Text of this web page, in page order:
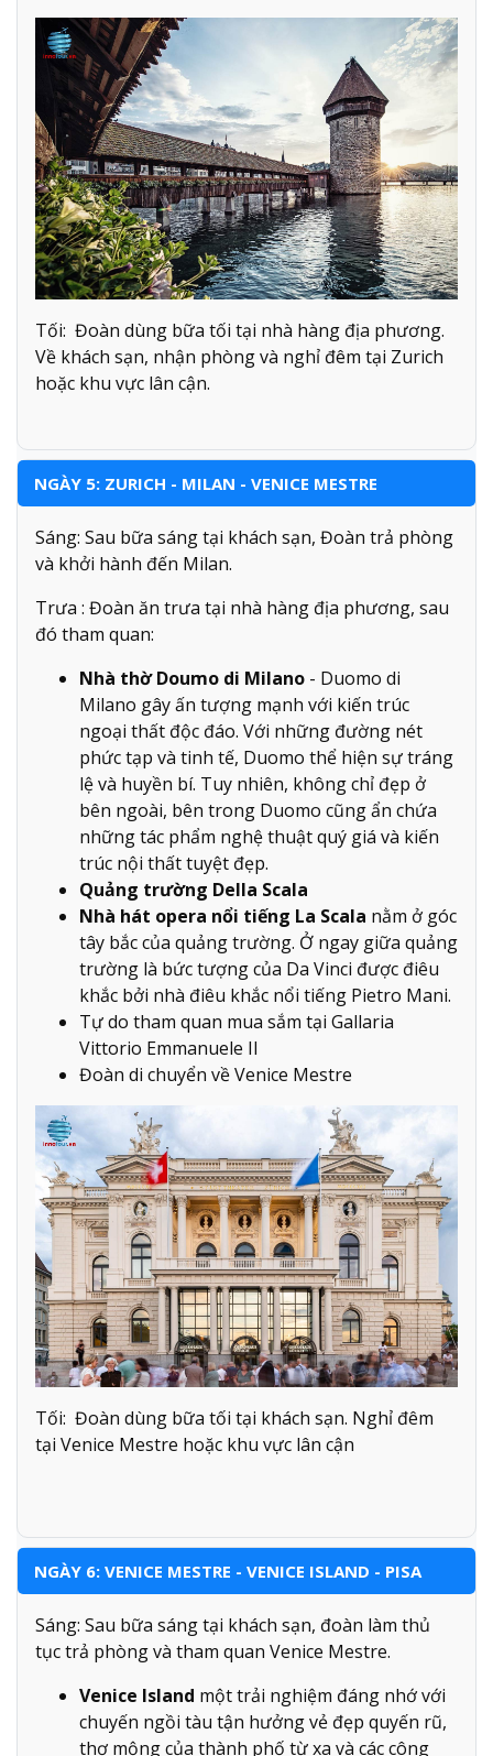
Tối: Đoàn dùng bữa tối tại nhà hàng địa phương.
Về khách sạn, nhận phòng và nghỉ đêm tại Zurich
hoặc khu vực lân cận.
NGÀY 5: ZURICH - MILAN - VENICE MESTRE
Sáng: Sau bữa sáng tại khách sạn, Đoàn trả phòng
và khởi hành đến Milan.
Trưa : Đoàn ăn trưa tại nhà hàng địa phương, sau
đó tham quan:
Nhà thờ Doumo di Milano - Duomo di
Milano gây ấn tượng mạnh với kiến trúc
ngoại thất độc đáo. Với những đường nét
phức tạp và tinh tế, Duomo thể hiện sự tráng
lệ và huyền bí. Tuy nhiên, không chỉ đẹp ở
bên ngoài, bên trong Duomo cũng ẩn chứa
những tác phẩm nghệ thuật quý giá và kiến
trúc nội thất tuyệt đẹp.
Quảng trường Della Scala
Nhà hát opera nổi tiếng La Scala nằm ở góc
tây bắc của quảng trường. Ở ngay giữa quảng
trường là bức tượng của Da Vinci được điêu
khắc bởi nhà điêu khắc nổi tiếng Pietro Mani.
Tự do tham quan mua sắm tại Gallaria
Vittorio Emmanuele II
Đoàn di chuyển về Venice Mestre
Tối: Đoàn dùng bữa tối tại khách sạn. Nghỉ đêm
tại Venice Mestre hoặc khu vực lân cận
NGÀY 6: VENICE MESTRE - VENICE ISLAND - PISA
Sáng: Sau bữa sáng tại khách sạn, đoàn làm thủ
tục trả phòng và tham quan Venice Mestre.
Venice Island một trải nghiệm đáng nhớ với
chuyến ngồi tàu tận hưởng vẻ đẹp quyến rũ,
thơ mộng của thành phố từ xa và các công